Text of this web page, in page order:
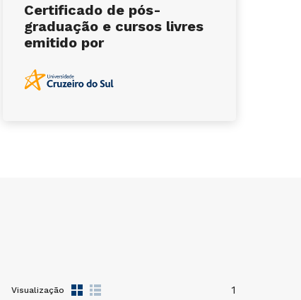
Certificado de pós-
graduação e cursos livres
emitido por
Visualização 1